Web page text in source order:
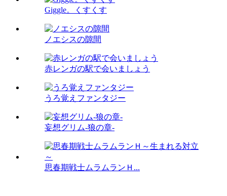
Giggle。くすくす
ノエシスの隙間
赤レンガの駅で会いましょう
うろ覚えファンタジー
妄想グリム-狼の章-
思春期戦士ムラムランＨ...